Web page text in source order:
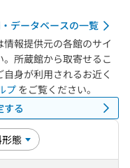
データベースの一覧
報提供元の各館のサイ
所蔵館から取寄せるこ
身が利用されるお近く
プ をご覧ください。
する